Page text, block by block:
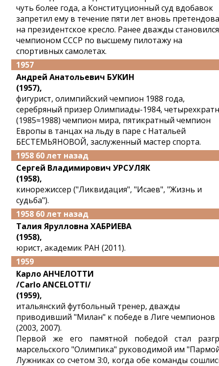
чуть более года, а Конституционный суд вдобавок
запретил ему в течение пяти лет вновь
на президентское кресло. Ранее дважды становился
чемпионом СССР по высшему пилотажу на
спортивных самолетах.
1957
Андрей Анатольевич БУКИН
(1957),
фигурист, олимпийский чемпион 1988 года,
серебряный призер Олимпиады-1984,
(1985≈1988) чемпион мира, пятикратный чемпион
Европы в танцах на льду в паре с Натальей
БЕСТЕМЬЯНОВОЙ, заслуженный мастер спорта.
1958 60 лет назад
Сергей Владимирович УРСУЛЯК
(1958),
кинорежиссер ("Ликвидация", "Исаев", "Жизнь и
судьба").
1958 60 лет назад
Талия Ярулловна ХАБРИЕВА
(1958),
юрист, академик РАН (2011).
1959
Карло АНЧЕЛОТТИ
/Carlo ANCELOTTI/
(1959),
итальянский футбольный тренер, дважды
приводивший "Милан" к победе в Лиге чемпионов
(2003, 2007).
Первой же его памятной победой стал
марсельского "Олимпика" руководимой им
Лужниках со счетом 3:0, когда обе команды